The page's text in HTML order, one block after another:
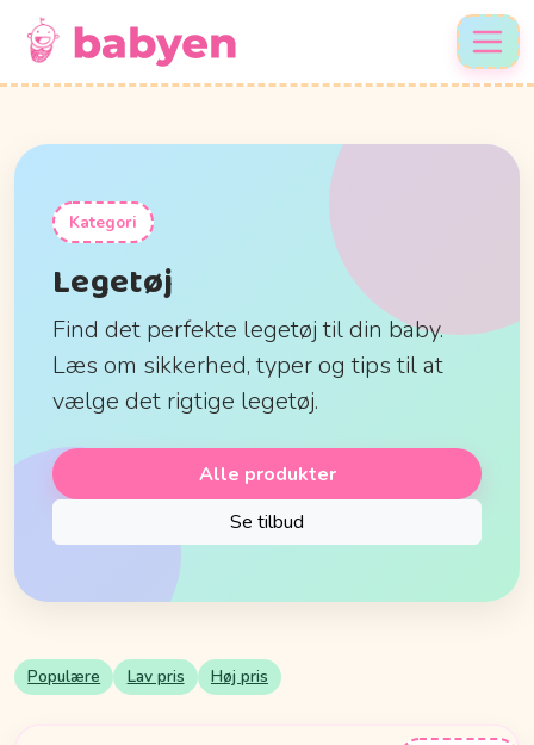
Kategori
Legetøj
Find det perfekte legetøj til din baby.
Læs om sikkerhed, typer og tips til at
vælge det rigtige legetøj.
Alle produkter
Se tilbud
Populære Lav pris Høj pris